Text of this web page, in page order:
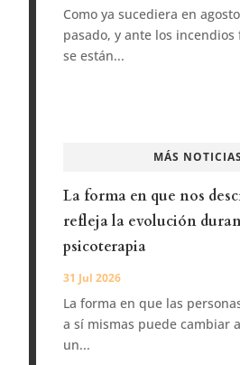
Como ya sucediera en
pasado, y ante los
se están...
MÁS NOTICIAS
La forma en que nos
refleja la evolución
psicoterapia
31 Jul 2026
La forma en que las
a sí mismas puede cambiar
un...